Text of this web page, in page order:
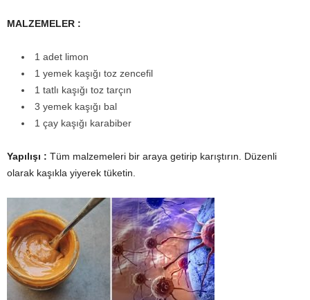
MALZEMELER :
1 adet limon
1 yemek kaşığı toz zencefil
1 tatlı kaşığı toz tarçın
3 yemek kaşığı bal
1 çay kaşığı karabiber
Yapılışı : Tüm malzemeleri bir araya getirip karıştırın. Düzenli
olarak kaşıkla yiyerek tüketin.